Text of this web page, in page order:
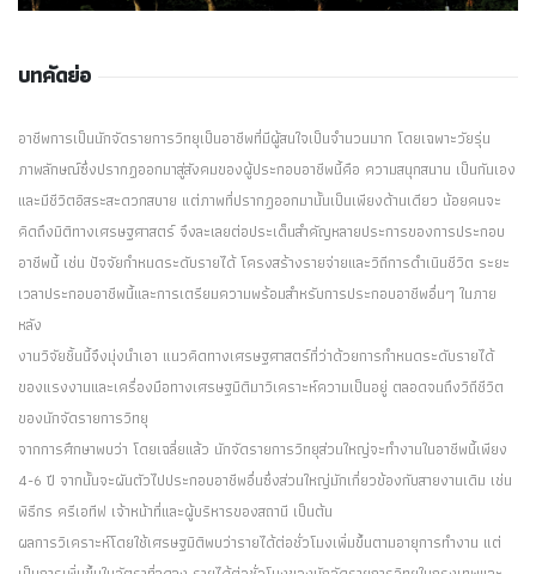
บทคัดย่อ
อาชีพการเป็นนักจัดรายการวิทยุเป็นอาชีพที่มีผู้สนใจเป็นจำนวนมาก โดยเฉพาะวัยรุ่น
ภาพลักษณ์ซึ่งปรากฏออกมาสู่สังคมของผู้ประกอบอาชีพนี้คือ ความสนุกสนาน เป็นกันเอง
และมีชีวิตอิสระสะดวกสบาย แต่ภาพที่ปรากฏออกมานั้นเป็นเพียงด้านเดียว น้อยคนจะ
คิดถึงมิติทางเศรษฐศาสตร์ จึงละเลยต่อประเด็นสำคัญหลายประการของการประกอบ
อาชีพนี้ เช่น ปัจจัยกำหนดระดับรายได้ โครงสร้างรายจ่ายและวิถีการดำเนินชีวิต ระยะ
เวลาประกอบอาชีพนี้และการเตรียมความพร้อมสำหรับการประกอบอาชีพอื่นๆ ในภาย
หลัง
งานวิจัยชิ้นนี้จึงมุ่งนำเอา แนวคิดทางเศรษฐศาสตร์ที่ว่าด้วยการกำหนดระดับรายได้
ของแรงงานและเครื่องมือทางเศรษฐมิติมาวิเคราะห์ความเป็นอยู่ ตลอดจนถึงวิถีชีวิต
ของนักจัดรายการวิทยุ
จากการศึกษาพบว่า โดยเฉลี่ยแล้ว นักจัดรายการวิทยุส่วนใหญ่จะทำงานในอาชีพนี้เพียง
4-6 ปี จากนั้นจะผันตัวไปประกอบอาชีพอื่นซึ่งส่วนใหญ่มักเกี่ยวข้องกับสายงานเดิม เช่น
พิธีกร ครีเอทีฟ เจ้าหน้าที่และผู้บริหารของสถานี เป็นต้น
ผลการวิเคราะห์โดยใช้เศรษฐมิติพบว่ารายได้ต่อชั่วโมงเพิ่มขึ้นตามอายุการทำงาน แต่